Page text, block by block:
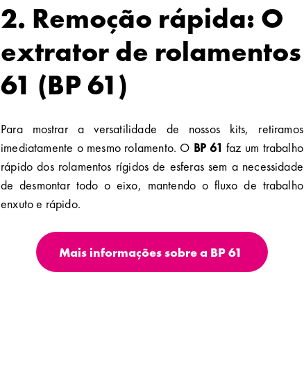
2. Remoção rápida: O
extrator de rolamentos
61 (BP 61)
Para mostrar a versatilidade de nossos kits, retiramos
imediatamente o mesmo rolamento. O BP 61 faz um trabalho
rápido dos rolamentos rígidos de esferas sem a necessidade
de desmontar todo o eixo, mantendo o fluxo de trabalho
enxuto e rápido.
Mais informações sobre a BP 61